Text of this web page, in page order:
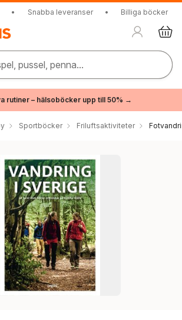
• Snabba leveranser • Billiga böcker
pussel, penna...
rutiner – hälsoböcker upp till 50% →
Sportböcker Friluftsaktiviteter